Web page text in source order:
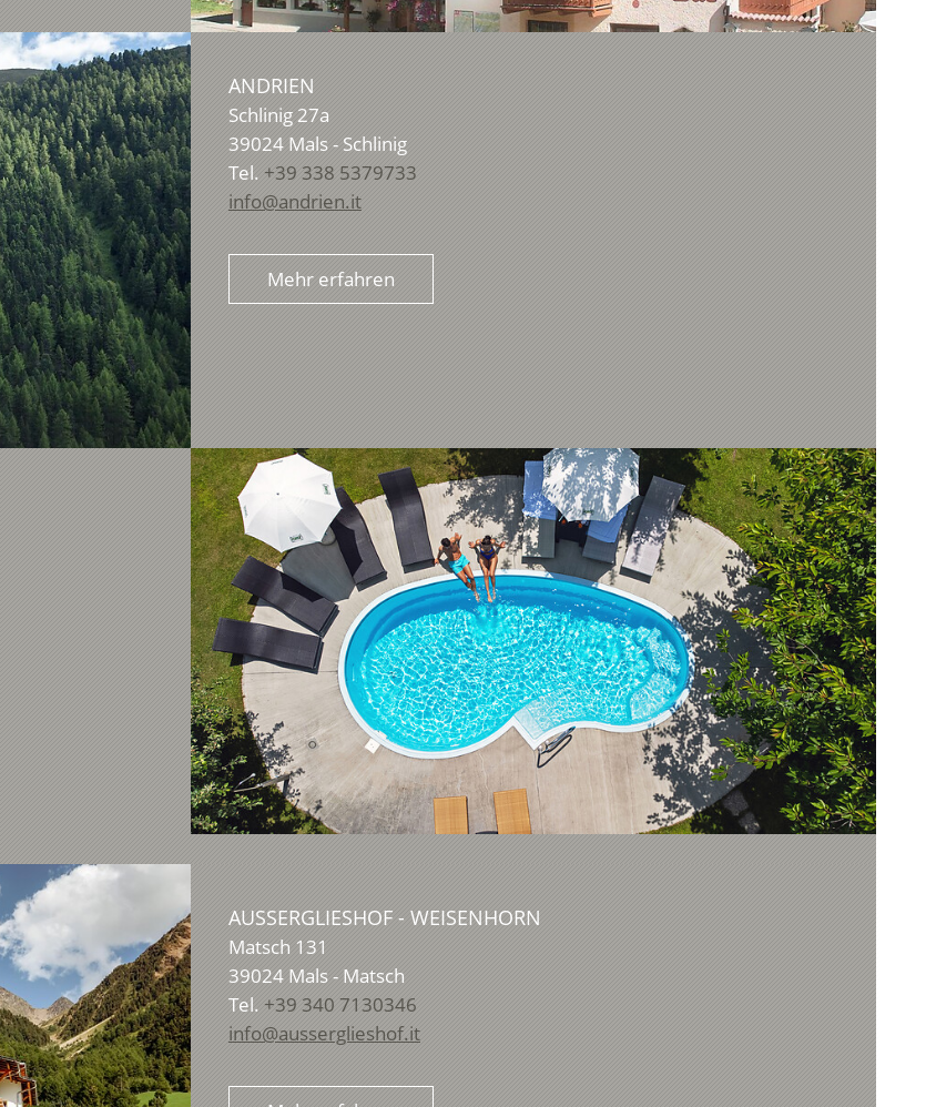
ANDRIEN
Schlinig 27a
39024 Mals - Schlinig
Tel. +39 338 5379733
info@andrien.it
Mehr erfahren
AUSSERGLIESHOF - WEISENHORN
Matsch 131
39024 Mals - Matsch
Tel. +39 340 7130346
info@ausserglieshof.it